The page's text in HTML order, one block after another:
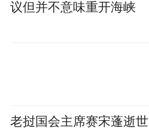
生长发育综合评估
议但并不意味重开海峡
老挝国会主席赛宋蓬逝世